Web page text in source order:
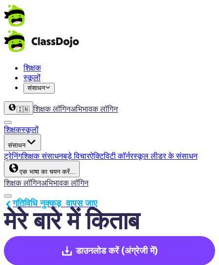
शिक्षक
स्कूलों
संसाधन
🇮🇳 शिक्षक लॉगिनअभिभावक लॉगिन
शिक्षकस्कूलों
संसाधन
ट्रेनिंगशिक्षक संसाधनबड़े विचारऐक्टिविटी कॉर्नरस्कूल लीडर के संसाधन
एक भाषा का चयन करें...
शिक्षक लॉगिनअभिभावक लॉगिन
मेरे बारे में किताब
गतिविधि नुक्कड़  वापस जाए
डाउनलोड करें (अंग्रेजी में)